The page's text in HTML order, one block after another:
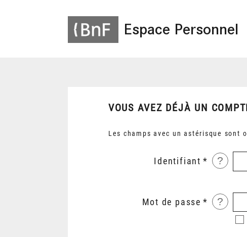
Espace Personnel
VOUS AVEZ DÉJÀ UN
Les champs avec un astérisque sont
Identifiant ?
Mot de passe ?